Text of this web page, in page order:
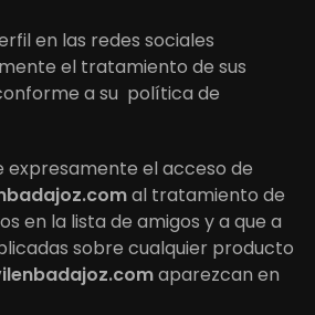
en las redes sociales
el tratamiento de sus
a su política de
expresamente el acceso de
al tratamiento de
en la lista de amigos y a que a
sobre cualquier producto
aparezcan en